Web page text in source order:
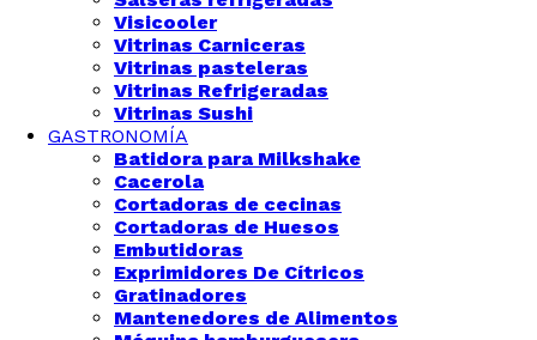
Visicooler
Vitrinas Carniceras
Vitrinas pasteleras
Vitrinas Refrigeradas
Vitrinas Sushi
GASTRONOMÍA
Batidora para Milkshake
Cacerola
Cortadoras de cecinas
Cortadoras de Huesos
Embutidoras
Exprimidores De Cítricos
Gratinadores
Mantenedores de Alimentos